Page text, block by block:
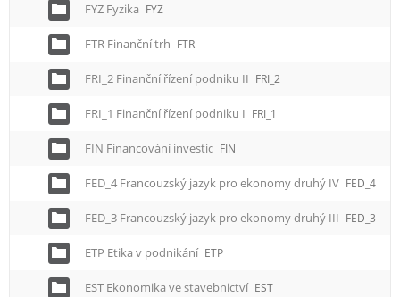
FYZ Fyzika FYZ
FTR Finanční trh FTR
FRI_2 Finanční řízení podniku II FRI_2
FRI_1 Finanční řízení podniku I FRI_1
FIN Financování investic FIN
FED_4 Francouzský jazyk pro ekonomy druhý IV FED_4
FED_3 Francouzský jazyk pro ekonomy druhý III FED_3
ETP Etika v podnikání ETP
EST Ekonomika ve stavebnictví EST